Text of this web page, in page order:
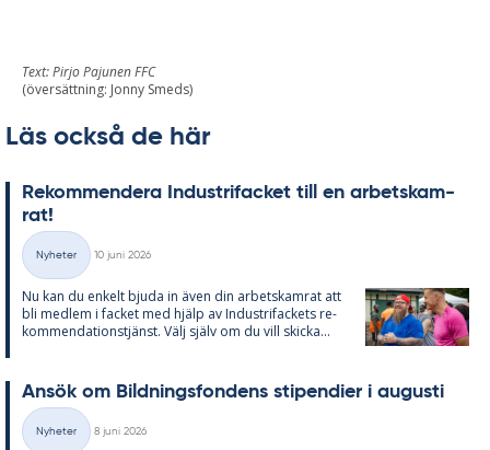
Text: Pirjo Pajunen FFC
(översättning: Jonny Smeds)
Läs också de här
Re­kom­men­de­ra In­du­stri­fac­ket till en ar­bets­kam­
rat!
Kategorier
Nyheter
10 juni 2026
Nu kan du en­kelt bju­da in även din ar­bets­kam­rat att
bli med­lem i fac­ket med hjälp av In­du­stri­fac­kets re­
kom­men­da­tions­tjänst. Välj själv om du vill skic­ka...
An­sök om Bild­nings­fon­dens sti­pen­di­er i au­gusti
Kategorier
Nyheter
8 juni 2026